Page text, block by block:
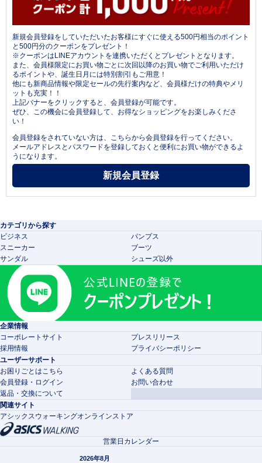
新規会員登録をしていただいたお客様にすぐに使える500円相当のポイント
と500円分のクーポンをプレゼント！
※クーポンはLINEアカウントを連携いただくとプレゼントとなります。
また、会員様限定にお買い物ごとに次回以降のお買い物でご利用いただけ
るポイントや、誕生日月には特別割引もご用意！
他にも新商品情報や限定セールの先行案内など、会員様だけの特典やメリ
ットも充実！！
上記バナーをクリックすると、会員登録が可能です。
ぜひ、この機会に会員登録して、お得なショッピングをお楽しみくださ
い！
会員登録をされていない方は、こちらから会員登録を行ってください。
メールアドレスとパスワードを登録しておくと便利にお買い物ができるよ
うになります。
カテゴリから探す
ビジネス
パンプス
スニーカー
ブーツ
サンダル
シューズ以外
企業情報
コーポレートサイト
プレスリリース
採用情報
プライバシーポリシー
ユーザーサポート
お困りごとはこちら
よくある質問
会員登録・ログイン
お問い合わせ
返品・交換について
関連サイト
アシックスウォーキングオンラインストア
営業日カレンダー
2026年8月